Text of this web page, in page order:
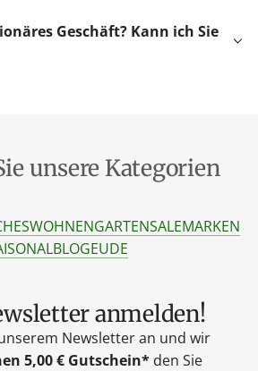
Geschäft? Kann ich Sie
unsere Kategorien
WOHNENGARTENSALEMARKEN
BLOGEUDE
anmelden!
Newsletter an und wir
5,00 € Gutschein* den Sie